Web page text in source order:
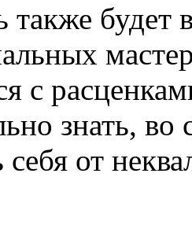
будет
с
знать, во
себя от